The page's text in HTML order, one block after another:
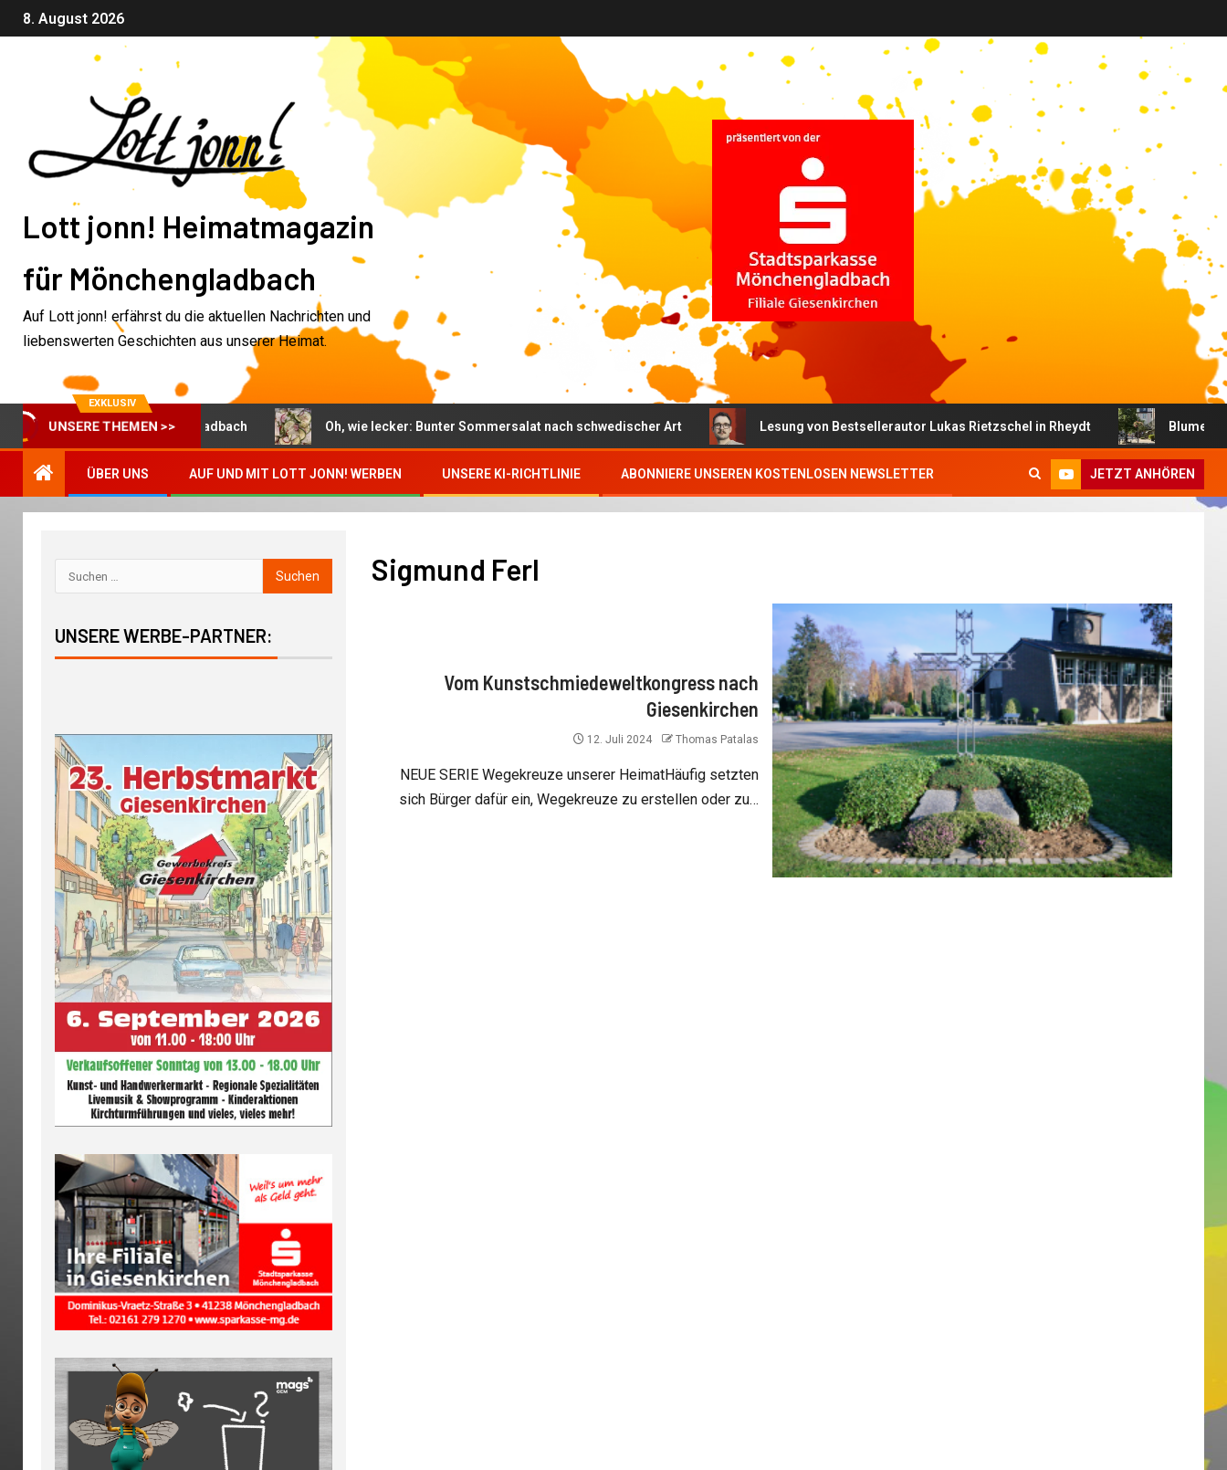
8. August 2026
Lott jonn! Heimatmagazin
für Mönchengladbach
Auf Lott jonn! erfährst du die aktuellen Nachrichten und
liebenswerten Geschichten aus unserer Heimat.
EXKLUSIV
UNSERE THEMEN >>
Die Woche in Mönchengladbach Oh, wie lecker: Bunter Sommersalat nach schwedischer Art Lesung von Bestsellerautor Lukas Rietzschel in Rheydt Blumenampeln
ÜBER UNS AUF UND MIT LOTT JONN! WERBEN UNSERE KI-RICHTLINIE ABONNIERE UNSEREN KOSTENLOSEN NEWSLETTER JETZT ANHÖREN
Sigmund Ferl
Vom Kunstschmiedeweltkongress nach
Giesenkirchen
12. Juli 2024 Thomas Patalas
NEUE SERIE Wegekreuze unserer HeimatHäufig setzten
sich Bürger dafür ein, Wegekreuze zu erstellen oder zu…
UNSERE WERBE-PARTNER: